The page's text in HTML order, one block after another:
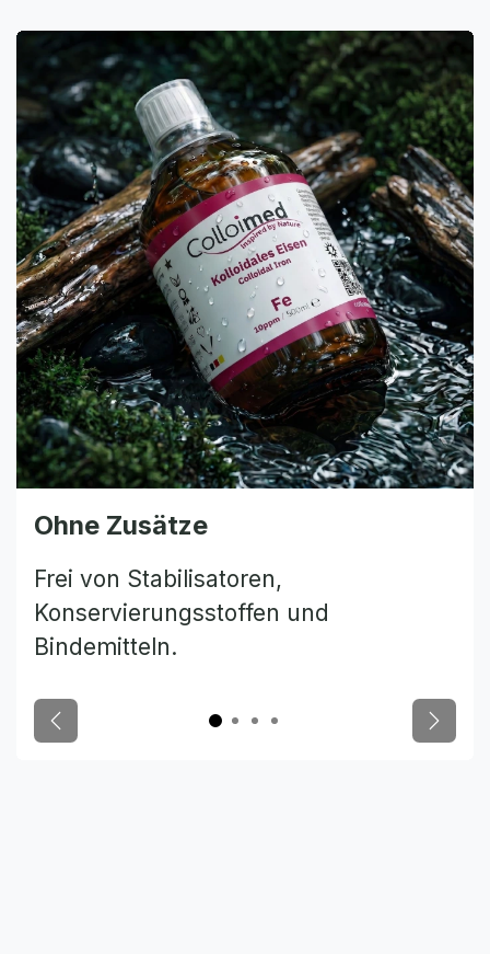
Ohne Zusätze
Frei von Stabilisatoren,
Konservierungsstoffen und
Bindemitteln.
Zurück Weiter